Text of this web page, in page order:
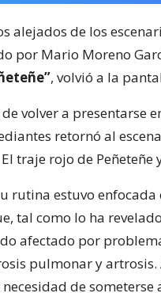
alejados de los
por Mario Moreno
, volvió a la
volver a presentarse
retornó al
traje rojo de
rutina estuvo
tal como lo ha
afectado por
pulmonar y
de